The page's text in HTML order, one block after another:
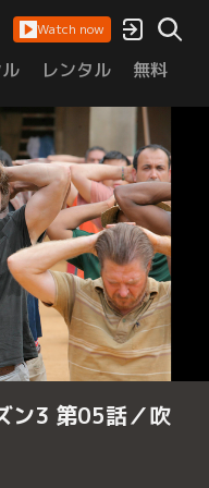
Watch now
レンタル 無料
ン3 第05話／吹